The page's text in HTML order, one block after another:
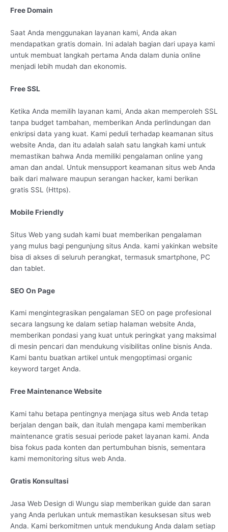
Free Domain
Saat Anda menggunakan layanan kami, Anda akan
mendapatkan gratis domain. Ini adalah bagian dari upaya kami
untuk membuat langkah pertama Anda dalam dunia online
menjadi lebih mudah dan ekonomis.
Free SSL
Ketika Anda memilih layanan kami, Anda akan memperoleh SSL
tanpa budget tambahan, memberikan Anda perlindungan dan
enkripsi data yang kuat. Kami peduli terhadap keamanan situs
website Anda, dan itu adalah salah satu langkah kami untuk
memastikan bahwa Anda memiliki pengalaman online yang
aman dan andal. Untuk mensupport keamanan situs web Anda
baik dari malware maupun serangan hacker, kami berikan
gratis SSL (Https).
Mobile Friendly
Situs Web yang sudah kami buat memberikan pengalaman
yang mulus bagi pengunjung situs Anda. kami yakinkan website
bisa di akses di seluruh perangkat, termasuk smartphone, PC
dan tablet.
SEO On Page
Kami mengintegrasikan pengalaman SEO on page profesional
secara langsung ke dalam setiap halaman website Anda,
memberikan pondasi yang kuat untuk peringkat yang maksimal
di mesin pencari dan mendukung visibilitas online bisnis Anda.
Kami bantu buatkan artikel untuk mengoptimasi organic
keyword target Anda.
Free Maintenance Website
Kami tahu betapa pentingnya menjaga situs web Anda tetap
berjalan dengan baik, dan itulah mengapa kami memberikan
maintenance gratis sesuai periode paket layanan kami. Anda
bisa fokus pada konten dan pertumbuhan bisnis, sementara
kami memonitoring situs web Anda.
Gratis Konsultasi
Jasa Web Design di Wungu siap memberikan guide dan saran
yang Anda perlukan untuk memastikan kesuksesan situs web
Anda. Kami berkomitmen untuk mendukung Anda dalam setiap